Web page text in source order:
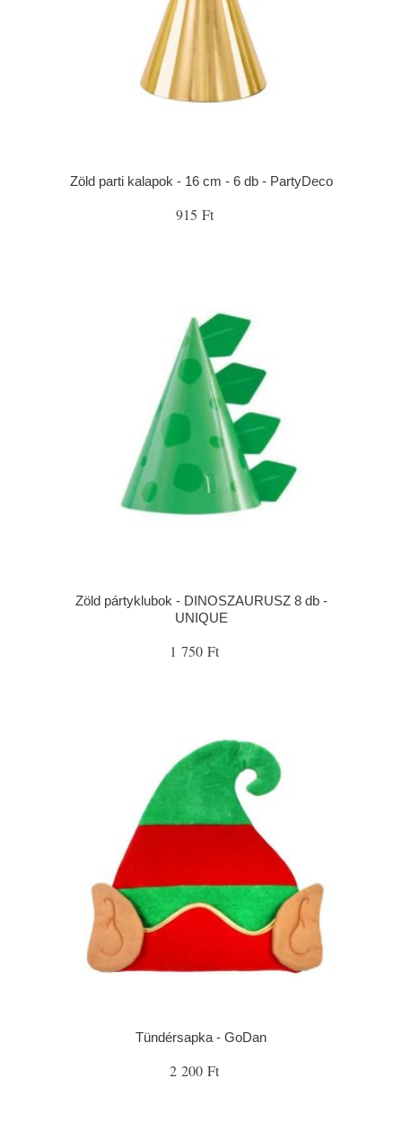
Zöld parti kalapok - 16 cm - 6 db - PartyDeco
915 Ft
Zöld pártyklubok - DINOSZAURUSZ 8 db -
UNIQUE
1 750 Ft
Tündérsapka - GoDan
2 200 Ft